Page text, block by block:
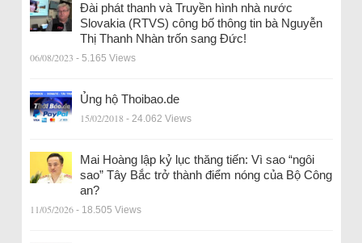
Đài phát thanh và Truyền hình nhà nước
Slovakia (RTVS) công bố thông tin bà Nguyễn
Thị Thanh Nhàn trốn sang Đức!
06/08/2023 - 5.165 Views
Ủng hộ Thoibao.de
15/02/2018 - 24.062 Views
Mai Hoàng lập kỷ lục thăng tiến: Vì sao “ngôi
sao” Tây Bắc trở thành điểm nóng của Bộ Công
an?
11/05/2026 - 18.505 Views